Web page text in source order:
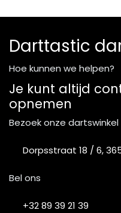
Darttastic
Hoe kunnen we helpen?
Je kunt altijd
opnemen
Bezoek onze dartswinkel
Dorpsstraat 18 / 6,
Bel ons
+32 89 39 21 39